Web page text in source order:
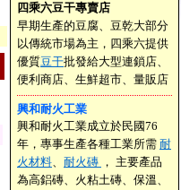
四乘六豆干專賣店
早期生產的豆腐、豆乾大部分
以傳統市場為主，四乘六提供
優質豆干批發給大型連鎖店、
便利商店、生鮮超市、量販店
興和耐火工業
興和耐火工業成立於民國76
年，專事生產各種工業所需 耐
火材料、 耐火磚 ， 主要產品
為高鋁磚、火粘土磚、保溫、